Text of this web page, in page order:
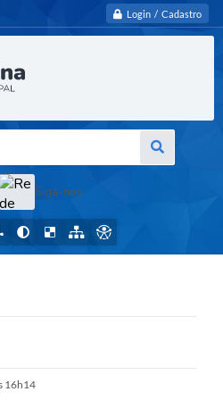
Login / Cadastro
Siga-nos
16h14